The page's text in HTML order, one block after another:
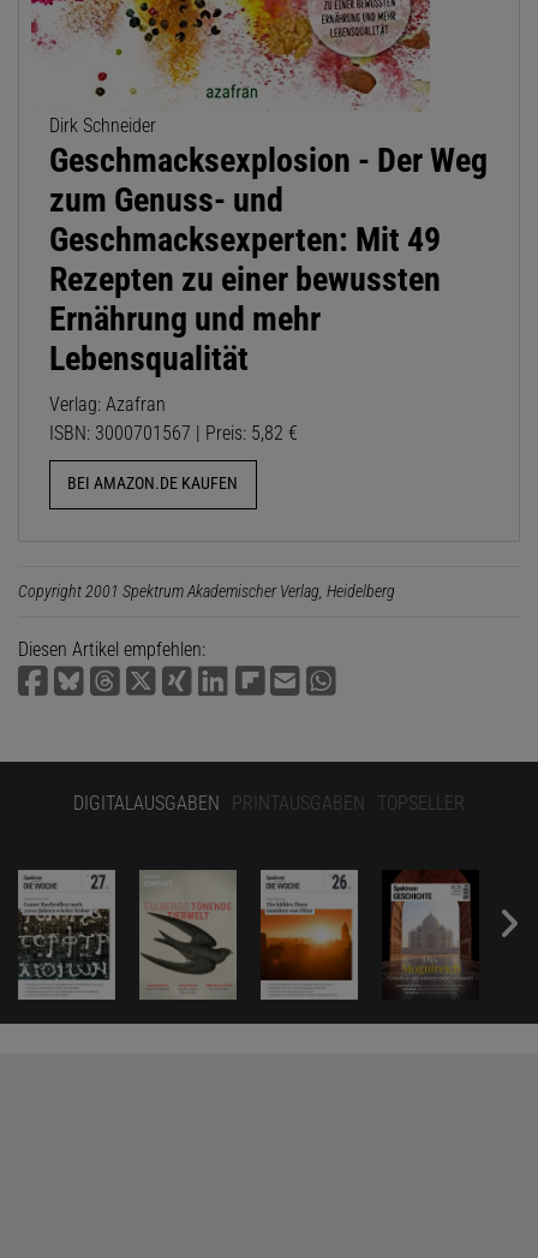
Dirk Schneider
Geschmacksexplosion - Der Weg
zum Genuss- und
Geschmacksexperten: Mit 49
Rezepten zu einer bewussten
Ernährung und mehr
Lebensqualität
Verlag: Azafran
ISBN: 3000701567 | Preis: 5,82 €
BEI AMAZON.DE KAUFEN
Copyright 2001 Spektrum Akademischer Verlag, Heidelberg
Diesen Artikel empfehlen:
DIGITALAUSGABEN PRINTAUSGABEN TOPSELLER